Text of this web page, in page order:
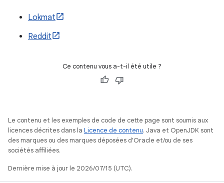
Lokmat
Reddit
Ce contenu vous a-t-il été utile ?
Le contenu et les exemples de code de cette page sont soumis aux
licences décrites dans la Licence de contenu. Java et OpenJDK sont
des marques ou des marques déposées d'Oracle et/ou de ses
sociétés affiliées.
Dernière mise à jour le 2026/07/15 (UTC).